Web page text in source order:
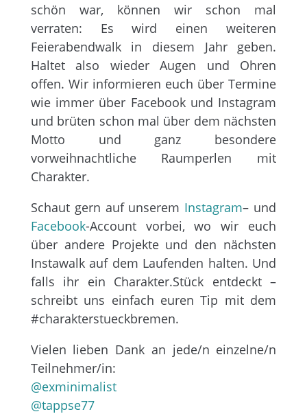
schön war, können wir schon mal
verraten: Es wird einen weiteren
Feierabendwalk in diesem Jahr geben.
Haltet also wieder Augen und Ohren
offen. Wir informieren euch über Termine
wie immer über Facebook und Instagram
und brüten schon mal über dem nächsten
Motto und ganz besondere
vorweihnachtliche Raumperlen mit
Charakter.
Schaut gern auf unserem Instagram– und
Facebook-Account vorbei, wo wir euch
über andere Projekte und den nächsten
Instawalk auf dem Laufenden halten. Und
falls ihr ein Charakter.Stück entdeckt –
schreibt uns einfach euren Tip mit dem
#charakterstueckbremen.
Vielen lieben Dank an jede/n einzelne/n
Teilnehmer/in:
@exminimalist
@tappse77